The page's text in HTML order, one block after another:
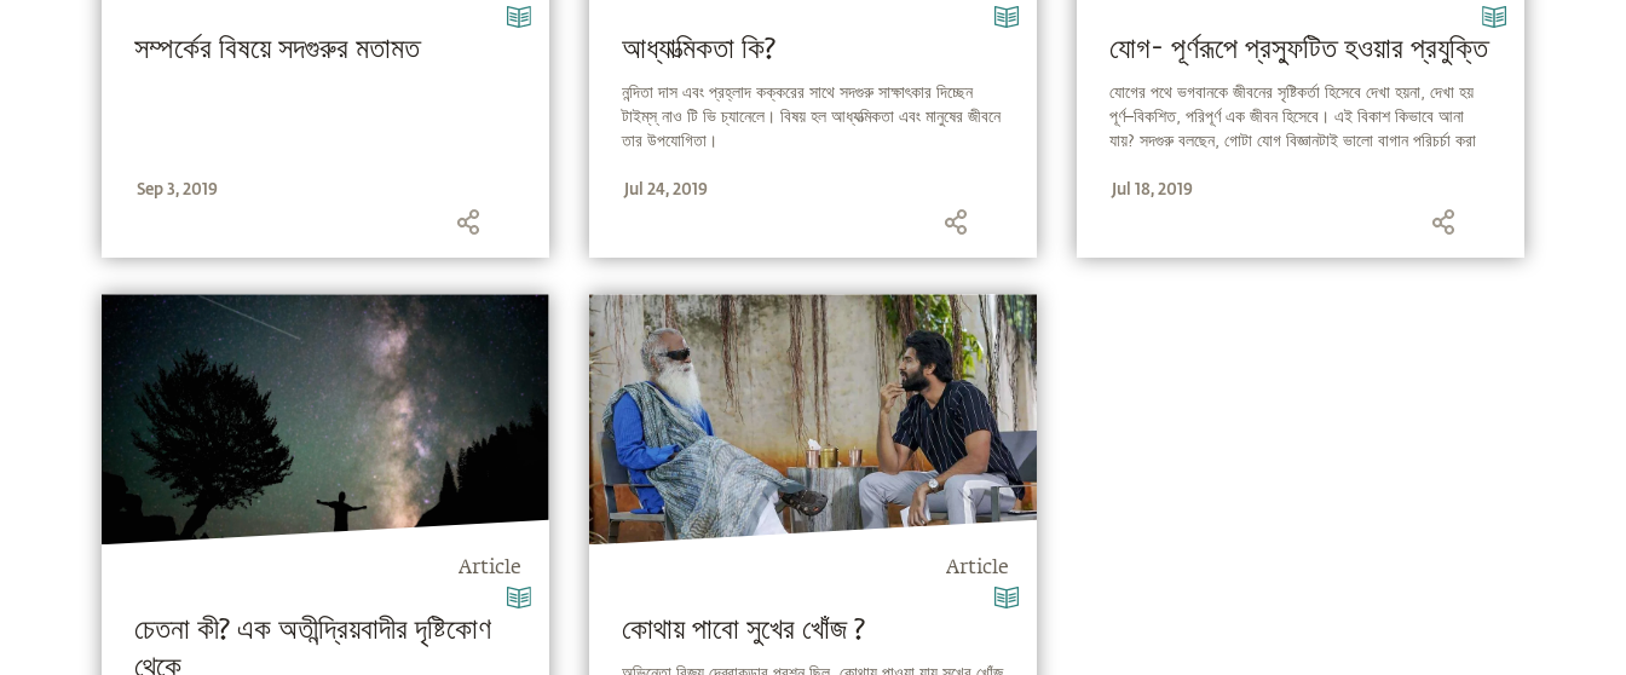
সম্পর্কের বিষয়ে সদগুরুর মতামত
Sep 3, 2019
Article
চেতনা কী? এক অতীন্দ্রিয়বাদীর দৃষ্টিকোণ
থেকে
আধ্যাত্মিকতা কি?
নন্দিতা দাস এবং প্রহ্লাদ কক্করের সাথে সদগুরু সাক্ষাৎকার দিচ্ছেন
টাইম্‌স্‌ নাও টি ভি চ্যানেলে। বিষয় হল আধ্যত্মিকতা এবং মানুষের জীবনে
তার উপযোগিতা।
Jul 24, 2019
Article
কোথায় পাবো সুখের খোঁজ ?
যোগ- পূর্ণরূপে প্রস্ফুটিত হওয়ার প্রযুক্তি
যোগের পথে ভগবানকে জীবনের সৃষ্টিকর্তা হিসেবে দেখা হয়না, দেখা হয়
পূর্ণ–বিকশিত, পরিপূর্ণ এক জীবন হিসেবে। এই বিকাশ কিভাবে আনা
যায়? সদগুরু বলছেন, গোটা যোগ বিজ্ঞানটাই ভালো বাগান পরিচর্চা করা
Jul 18, 2019